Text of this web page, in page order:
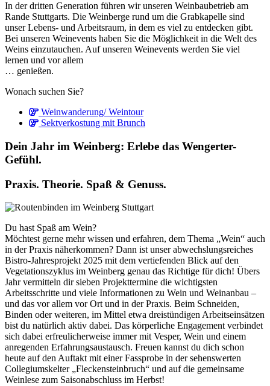
In der dritten Generation führen wir unseren Weinbaubetrieb am
Rande Stuttgarts. Die Weinberge rund um die Grabkapelle sind
unser Lebens- und Arbeitsraum, in dem es viel zu entdecken gibt.
Bei unseren Weinevents haben Sie die Möglichkeit in die Welt des
Weins einzutauchen. Auf unseren Weinevents werden Sie viel
lernen und vor allem
… genießen.
Wonach suchen Sie?
Weinwanderung/ Weintour
Sektverkostung mit Brunch
Dein Jahr im Weinberg: Erlebe das Wengerter-
Gefühl.
Praxis. Theorie. Spaß & Genuss.
Du hast Spaß am Wein?
Möchtest gerne mehr wissen und erfahren, dem Thema „Wein“ auch
in der Praxis näherkommen? Dann ist unser abwechslungsreiches
Bistro-Jahresprojekt 2025 mit dem vertiefenden Blick auf den
Vegetationszyklus im Weinberg genau das Richtige für dich! Übers
Jahr vermitteln dir sieben Projekttermine die wichtigsten
Arbeitsschritte und viele Informationen zu Wein und Weinanbau –
und das vor allem vor Ort und in der Praxis. Beim Schneiden,
Binden oder weiteren, im Mittel etwa dreistündigen Arbeitseinsätzen
bist du natürlich aktiv dabei. Das körperliche Engagement verbindet
sich dabei erfreulicherweise immer mit Vesper, Wein und einem
anregenden Erfahrungsaustausch. Freuen kannst du dich schon
heute auf den Auftakt mit einer Fassprobe in der sehenswerten
Collegiumskelter „Fleckensteinbruch“ und auf die gemeinsame
Weinlese zum Saisonabschluss im Herbst!